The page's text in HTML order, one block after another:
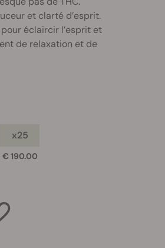
et clarté d’esprit.
éclaircir l’esprit et
de relaxation et de
x25
€ 190.00